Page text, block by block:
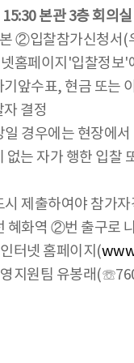
본관 3층 회의실
②입찰참가신청
홈페이지'입찰정
기앞수표, 현금 또는
결정
경우에는 현장에
없는 자가 행한 입찰
제출하여야 참가
혜화역 ②번 출구로
터넷 홈페이지(
지원팀 유봉래